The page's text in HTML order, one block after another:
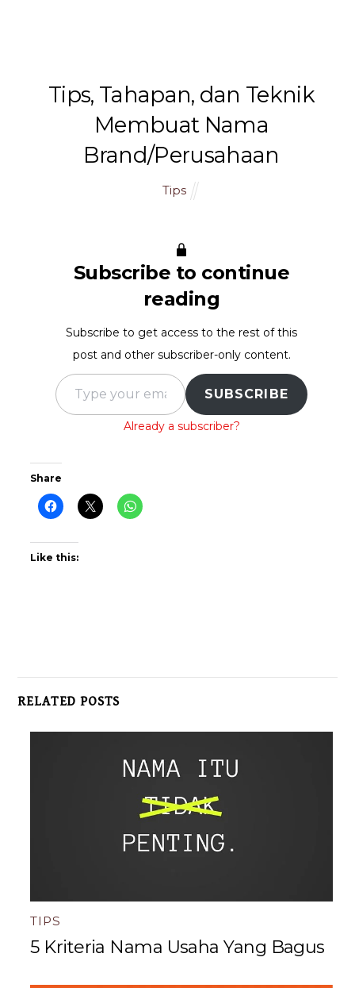
Tips, Tahapan, dan Teknik
Membuat Nama
Brand/Perusahaan
Tips
Subscribe to continue
reading
Subscribe to get access to the rest of this
post and other subscriber-only content.
Type your email…
SUBSCRIBE
Already a subscriber?
Share
Like this:
RELATED POSTS
TIPS
5 Kriteria Nama Usaha Yang Bagus